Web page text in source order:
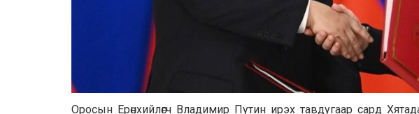
Оросын Ерөнхийлөгч Владимир Путин ирэх тавдугаар сард